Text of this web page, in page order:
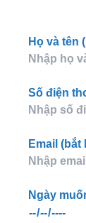
Họ và tên
Số điện
Email (bắt
Ngày